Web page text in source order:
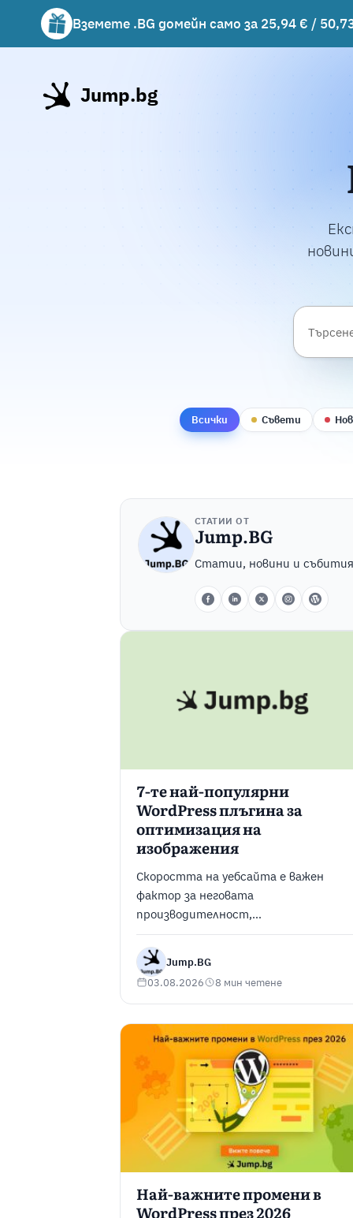
Вземете .BG домейн само за 25,94 € /
Вземете подарък чаша с избрани хостинг
Jump.bg
Всички Съвети
СТАТИИ ОТ
Jump.BG
Статии, новини и
7-те най-популярни
WordPress плъгина за
оптимизация на
изображения
Скоростта на уебсайта е важен
фактор за неговата
производителност,
потребителското изживяване и
оптимизацията за търсачки (SEO).
Тъй като изображенията често са
сред най-големите файлове в една
страница, те могат значително да
забавят зареждането ѝ, ако не са
оптимизирани. Вместо да
компресирате всеки файл ръчно,
можете да автоматизирате
с подходящ WordPress плъгин, без да
правите ...
Jump.BG
03.08.2026 8 мин четене
Най-важните промени в
WordPress през 2026